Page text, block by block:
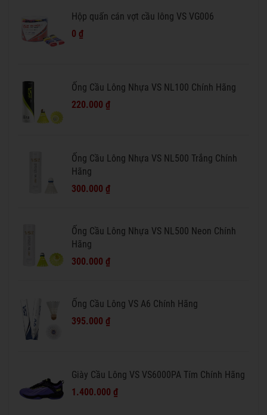
Hộp quấn cán vợt cầu lông VS VG006
0 ₫
Ống Cầu Lông Nhựa VS NL100 Chính Hãng
220.000 ₫
Ống Cầu Lông Nhựa VS NL500 Trắng Chính
Hãng
300.000 ₫
Ống Cầu Lông Nhựa VS NL500 Neon Chính
Hãng
300.000 ₫
Ống Cầu Lông VS A6 Chính Hãng
395.000 ₫
Giày Cầu Lông VS VS6000PA Tím Chính Hãng
1.400.000 ₫